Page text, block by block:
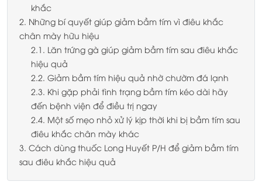
khắc
2. Những bí quyết giúp giảm bầm tím vì điêu khắc
chân mày hữu hiệu
2.1. Lăn trứng gà giúp giảm bầm tím sau điêu khắc
hiệu quả
2.2. Giảm bầm tím hiệu quả nhờ chườm đá lạnh
2.3. Khi gặp phải tình trạng bầm tím kéo dài hãy
đến bệnh viện để điều trị ngay
2.4. Một số mẹo nhỏ xử lý kịp thời khi bị bầm tím sau
điêu khắc chân mày khác
3. Cách dùng thuốc Long Huyết P/H để giảm bầm tím
sau điêu khắc hiệu quả